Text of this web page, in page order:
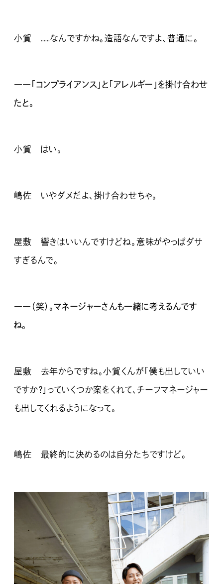
小賀 ……なんですかね。造語なんですよ、普通に。
――「コンプライアンス」と「アレルギー」を掛け合わせ
たと。
小賀 はい。
嶋佐 いやダメだよ、掛け合わせちゃ。
屋敷 響きはいいんですけどね。意味がやっぱダサ
すぎるんで。
――（笑）。マネージャーさんも一緒に考えるんです
ね。
屋敷 去年からですね。小賀くんが「僕も出していい
ですか？」っていくつか案をくれて、チーフマネージャー
も出してくれるようになって。
嶋佐 最終的に決めるのは自分たちですけど。